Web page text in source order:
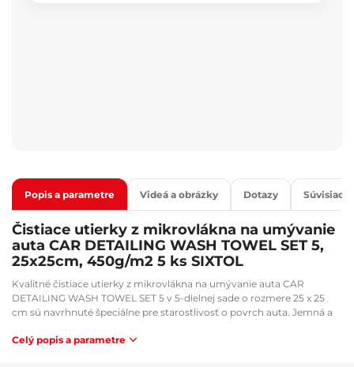
Popis a parametre Videá a obrázky Dotazy Súvisiaci
Čistiace utierky z mikrovlákna na umývanie
auta CAR DETAILING WASH TOWEL SET 5,
25x25cm, 450g/m2 5 ks SIXTOL
Kvalitné čistiace utierky z mikrovlákna na umývanie auta CAR
DETAILING WASH TOWEL SET 5 v 5-dielnej sade o rozmere 25 x 25
cm sú navrhnuté špeciálne pre starostlivosť o povrch auta. Jemná a
mastnotu, bez toho aby poškriabala lak alebo zanechala šmuhy.
Celý popis a parametre